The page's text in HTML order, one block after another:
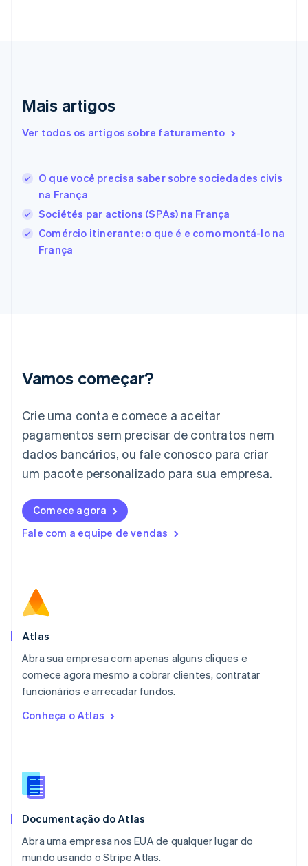
Mais artigos
Ver todos os artigos sobre faturamento
O que você precisa saber sobre sociedades civis
na França
Sociétés par actions (SPAs) na França
Comércio itinerante: o que é e como montá-lo na
França
Vamos começar?
Crie uma conta e comece a aceitar
pagamentos sem precisar de contratos nem
dados bancários, ou fale conosco para criar
um pacote personalizado para sua empresa.
Comece agora
Fale com a equipe de vendas
Atlas
Abra sua empresa com apenas alguns cliques e
comece agora mesmo a cobrar clientes, contratar
funcionários e arrecadar fundos.
Conheça o Atlas
Documentação do Atlas
Abra uma empresa nos EUA de qualquer lugar do
mundo usando o Stripe Atlas.
EnglishItaliano
Español English
Estônia
English
Finlândia
EnglishSvenska
França
Gibraltar
English
Italiano English
日本語English
Letônia
Liechtenstein
Lituânia
English
Luxemburgo
English
México
Español
English
Nova Zelândia
English
NederlandsEnglish
Português
RAE de Hong Kong, China
Reino Unido
República Tcheca
English